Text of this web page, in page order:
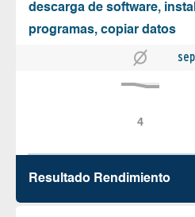
descarga de software,
programas, copiar datos
Resultado Rendimiento